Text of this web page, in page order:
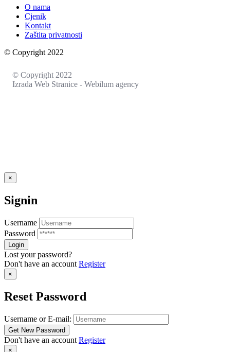
O nama
Cjenik
Kontakt
Zaštita privatnosti
© Copyright 2022
© Copyright 2022
Izrada Web Stranice - Webilum agency
×
Signin
Username
Password
Lost your password?
Don't have an account Register
×
Reset Password
Username or E-mail:
Don't have an account Register
×